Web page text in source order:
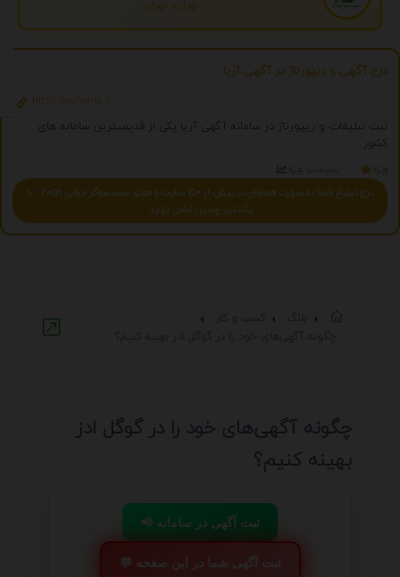
تهران، تهران
درج آگهی و ریپورتاژ در آگهی آریا
http://agahiaria.ir
ثبت تبلیغات و ریپورتاژ در سامانه آگهی آریا یکی از قدیمیترین سامانه های
کشور
درج تبلیغ شما به صورت همزمان در بیش از 150 سایت و موتور جستجوگر ایرانی 2059 - با
یک تیر چندین نشان بزنید
چگونه آگهی‌های خود را در گوگل ادز
بهینه کنیم؟
📢 ثبت آگهی در سامانه
💬 ثبت آگهی شما در این صفحه